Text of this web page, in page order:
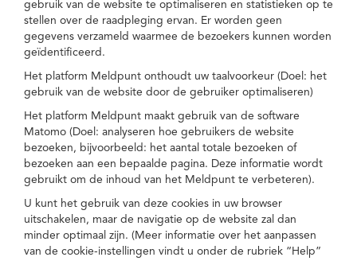
gebruik van de website te optimaliseren en statistieken op te
stellen over de raadpleging ervan. Er worden geen
gegevens verzameld waarmee de bezoekers kunnen worden
geïdentificeerd.
Het platform Meldpunt onthoudt uw taalvoorkeur (Doel: het
gebruik van de website door de gebruiker optimaliseren)
Het platform Meldpunt maakt gebruik van de software
Matomo (Doel: analyseren hoe gebruikers de website
bezoeken, bijvoorbeeld: het aantal totale bezoeken of
bezoeken aan een bepaalde pagina. Deze informatie wordt
gebruikt om de inhoud van het Meldpunt te verbeteren).
U kunt het gebruik van deze cookies in uw browser
uitschakelen, maar de navigatie op de website zal dan
minder optimaal zijn. (Meer informatie over het aanpassen
van de cookie-instellingen vindt u onder de rubriek “Help”